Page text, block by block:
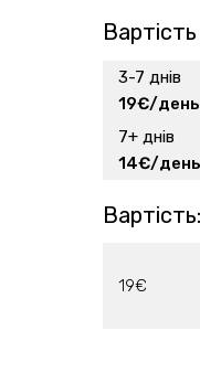
3-7 днів
19€/день
7+ днів
14€/день
Вартість:
19€